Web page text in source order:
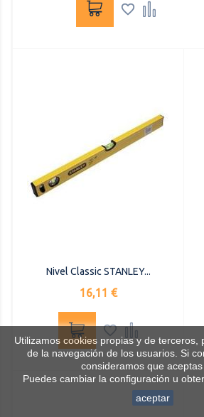
Utilizamos cookies propias y de terceros,
de la navegación de los usuarios. Si
consideramos que aceptas
Puedes cambiar la configuración u
aceptar
 
Nivel Classic STANLEY...
Precio
16,11 €
 